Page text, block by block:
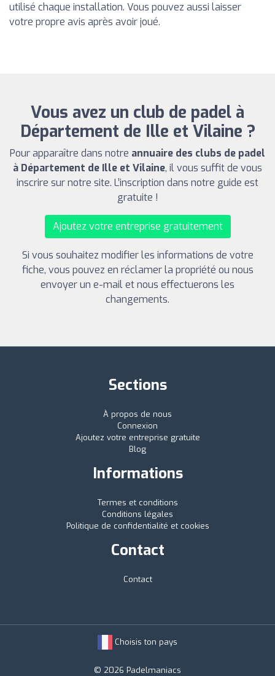
utilisé chaque installation. Vous pouvez aussi laisser
votre propre avis après avoir joué.
Vous avez un club de padel à
Département de Ille et Vilaine ?
Pour apparaître dans notre annuaire des clubs de padel
à Département de Ille et Vilaine, il vous suffit de vous
inscrire sur notre site. L’inscription dans notre guide est
gratuite !
Ajoutez votre entreprise gratuitement
Si vous souhaitez modifier les informations de votre
fiche, vous pouvez en réclamer la propriété ou nous
envoyer un e-mail et nous effectuerons les
changements.
Sections
À propos de nous
Connexion
Ajoutez votre entreprise gratuite
Blog
Informations
Termes et conditions
Conditions légales
Politique de confidentialité et cookies
Contact
Contact
Choisis ton pays
© 2026 Padelmaniacs